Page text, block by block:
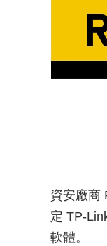
資安廠商
定 TP-
軟體。